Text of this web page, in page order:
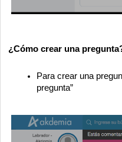
¿Cómo crear una
Para crear una
pregunta”